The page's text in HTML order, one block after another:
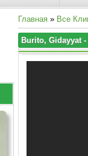
Главная » Все
Burito, Gidayyat